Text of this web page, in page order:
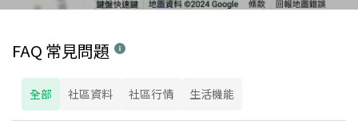
FAQ 常見問題
全部 社區資料 社區行情 生活機能